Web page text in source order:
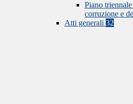
Piano
corruzione e
Atti generali 32